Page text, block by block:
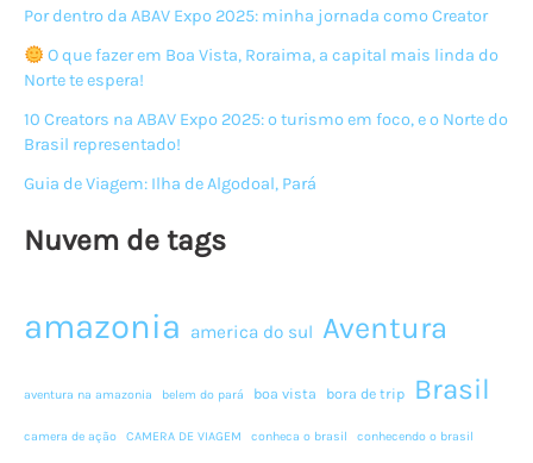
o
Salto
Angel
Parte
Por dentro da ABAV Expo 2025: minha jornada como Creator
O que fazer em Boa Vista, Roraima, a capital mais linda do
Norte te espera!
10 Creators na ABAV Expo 2025: o turismo em foco, e o Norte do
Brasil representado!
Guia de Viagem: Ilha de Algodoal, Pará
Nuvem de tags
amazonia america do sul Aventura
aventura na amazonia belem do pará boa vista bora de trip Brasil
camera de ação CAMERA DE VIAGEM conheca o brasil conhecendo o brasil